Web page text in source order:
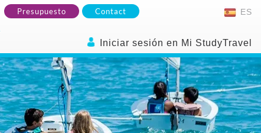
Presupuesto Contact ES
Iniciar sesión en Mi StudyTravel